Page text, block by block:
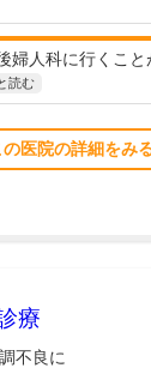
婦人科に行くこ
読む
の医院の詳細をみ
療
不良に